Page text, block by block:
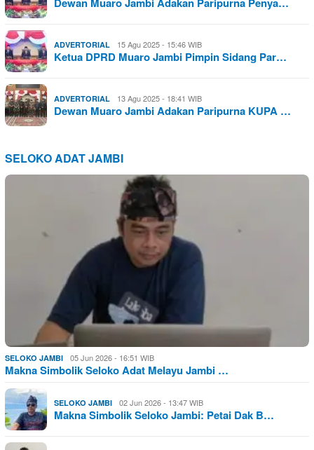
ADVERTORIAL 15 Agu 2025 - 15:46 WIB
Ketua DPRD Muaro Jambi Pimpin Sidang Par…
ADVERTORIAL 13 Agu 2025 - 18:41 WIB
Dewan Muaro Jambi Adakan Paripurna KUPA …
SELOKO ADAT JAMBI
SELOKO JAMBI 05 Jun 2026 - 16:51 WIB
Makna Simbolik Seloko Adat Melayu Jambi …
SELOKO JAMBI 02 Jun 2026 - 13:47 WIB
Makna Simbolik Seloko Jambi: Petai Dak B…